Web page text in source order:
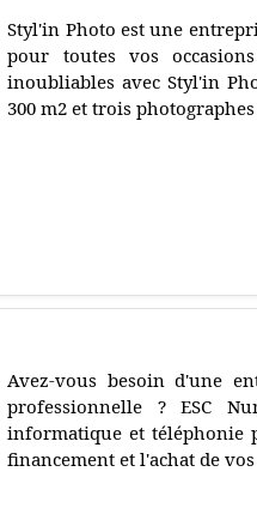
Styl'in Photo est une
pour toutes vos
inoubliables avec Styl'in
300 m2 et trois
Avez-vous besoin d'une
professionnelle ? ESC
informatique et téléphonie
financement et l'achat de